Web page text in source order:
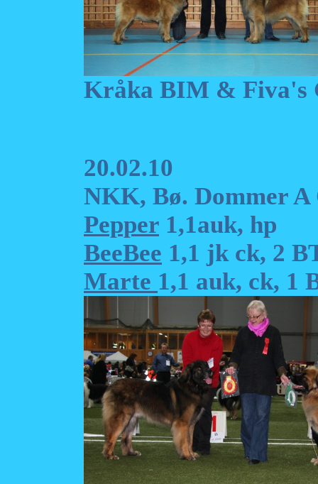
Kråka BIM & Fiva's
20.02.10
NKK, Bø. Dommer A
Pepper 1,1auk, hp
BeeBee 1,1 jk ck, 2
Marte 1,1 auk, ck, 1